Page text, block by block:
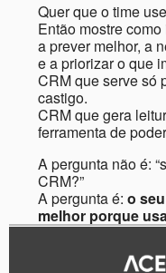
Quer que o time
Então mostre
a prever melhor, a
e a priorizar o que
CRM que serve só
castigo.
CRM que gera
ferramenta de
A pergunta não é:
CRM?”
A pergunta é: o
melhor porque